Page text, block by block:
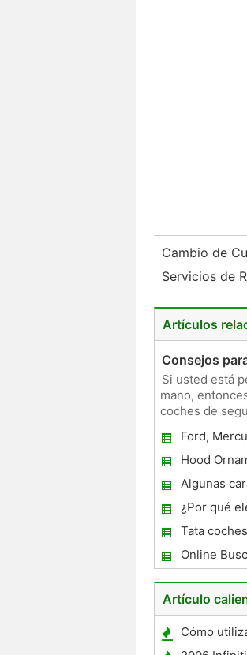
Cambio de
Servicios de
Artículos
Consejos
Si usted está
mano,
coches de
comprar
Ford,
Pegatinas
Hood
buenas
Algunas
usados
¿Por qué
común
Tata
Indica,
Online
Artículo
Cómo